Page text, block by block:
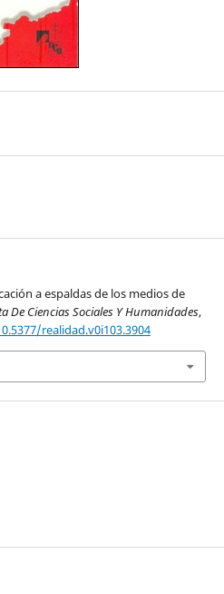
a espaldas de los medios de
De Ciencias Sociales Y Humanidades,
realidad.v0i103.3904